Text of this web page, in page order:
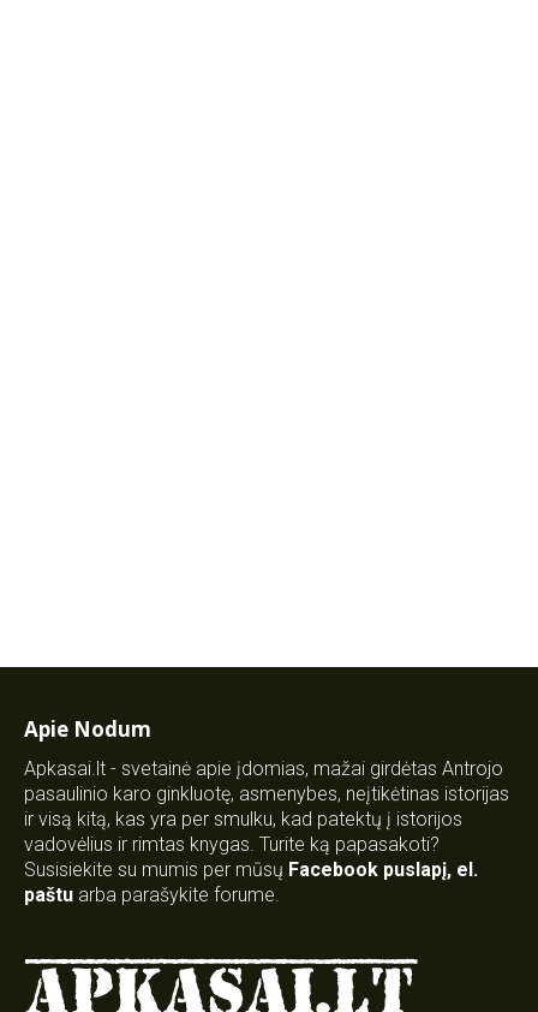
Apie Nodum
Apkasai.lt - svetainė apie įdomias, mažai girdėtas Antrojo
pasaulinio karo ginkluotę, asmenybes, neįtikėtinas istorijas
ir visą kitą, kas yra per smulku, kad patektų į istorijos
vadovėlius ir rimtas knygas. Turite ką papasakoti?
Susisiekite su mumis per mūsų Facebook puslapį, el.
paštu arba parašykite forume.